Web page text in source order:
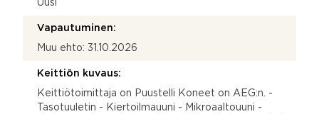
Uusi
Vapautuminen:
Muu ehto: 31.10.2026
Keittiön kuvaus:
Keittiötoimittaja on Puustelli Koneet on AEG:n. -
Tasotuuletin - Kiertoilmauuni - Mikroaaltouuni -